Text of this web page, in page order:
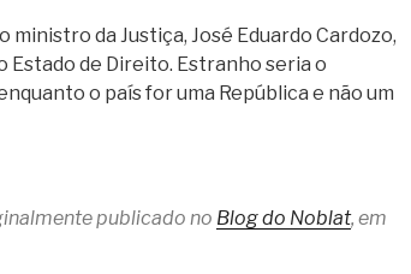
ministro da Justiça, José Eduardo Cardozo,
Estado de Direito. Estranho seria o
o país for uma República e não um
publicado no Blog do Noblat, em